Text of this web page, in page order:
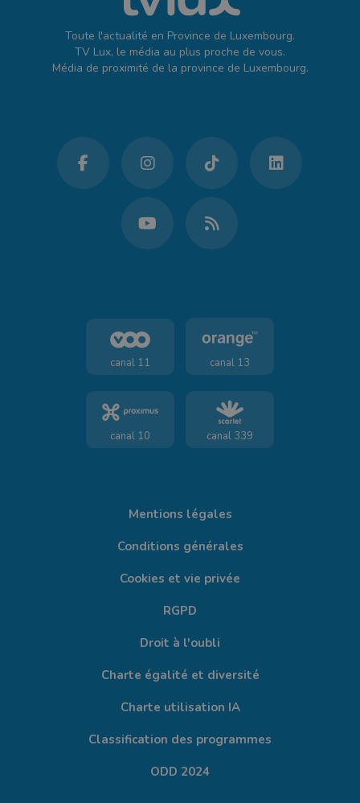
Toute l'actualité en Province de Luxembourg.
TV Lux, le média au plus proche de vous.
Média de proximité de la province de Luxembourg.
canal 11 canal 13
canal 10 canal 339
Mentions légales
Conditions générales
Cookies et vie privée
RGPD
Droit à l'oubli
Charte égalité et diversité
Charte utilisation IA
Classification des programmes
ODD 2024